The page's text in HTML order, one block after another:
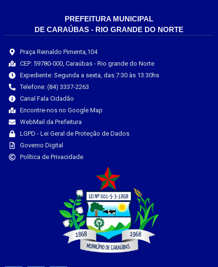
PREFEITURA MUNICIPAL
DE CARAÚBAS - RIO GRANDE DO NORTE
Praça Reinaldo Pimenta,104
CEP: 59780-000, Caraúbas - Rio grande do Norte
Expediente: Segunda a sexta, das 7:30 às 13:30hs
Telefone: (84) 3337-2263
Canal Fala Cidadão
Encontre-nos no Google Map
WebMail da Prefeitura
LGPD - Lei Geral de Proteção de Dados
Governo Digital
Política de Privacidade